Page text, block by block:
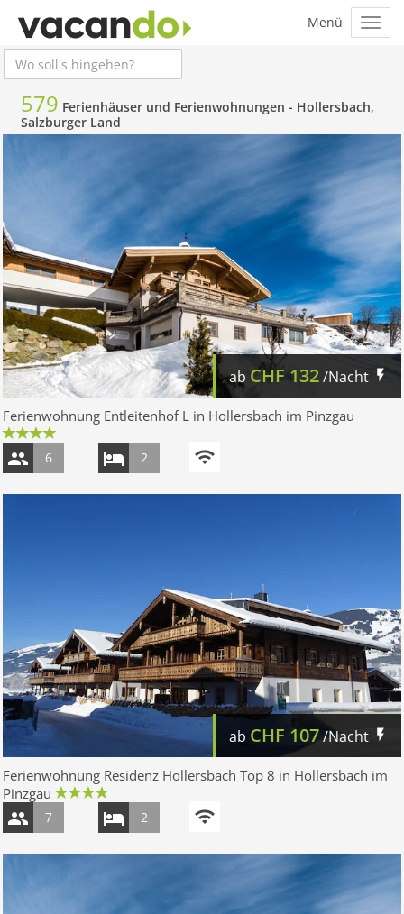
579 Ferienhäuser und Ferienwohnungen - Hollersbach,
Salzburger Land
ab CHF 132/Nacht
Ferienwohnung Entleitenhof L in Hollersbach im Pinzgau
6 2
ab CHF 107/Nacht
Ferienwohnung Residenz Hollersbach Top 8 in Hollersbach im
Pinzgau
7 2